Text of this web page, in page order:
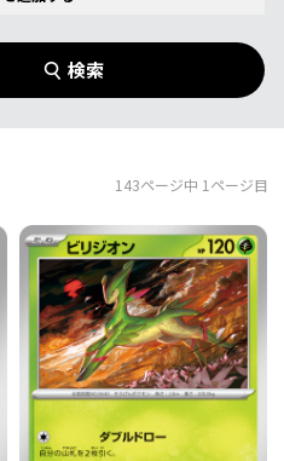
0件選択中
0件選択中
検索
143ページ中 1 ページ目